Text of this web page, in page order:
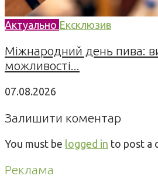
Актуально Ексклюзив
Міжнародний день пива:
можливості...
07.08.2026
Залишити коментар
You must be logged in to post a
Реклама